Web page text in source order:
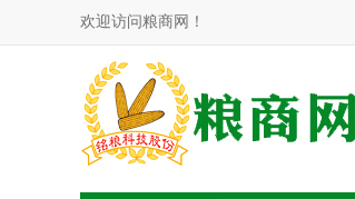
欢迎访问粮商网！